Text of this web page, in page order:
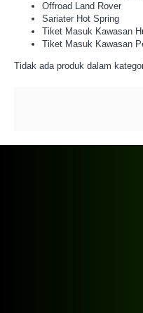
Offroad Land Rover
Sariater Hot Spring
Tiket Masuk Kawasan
Tiket Masuk Kawasan
Tidak ada produk dalam